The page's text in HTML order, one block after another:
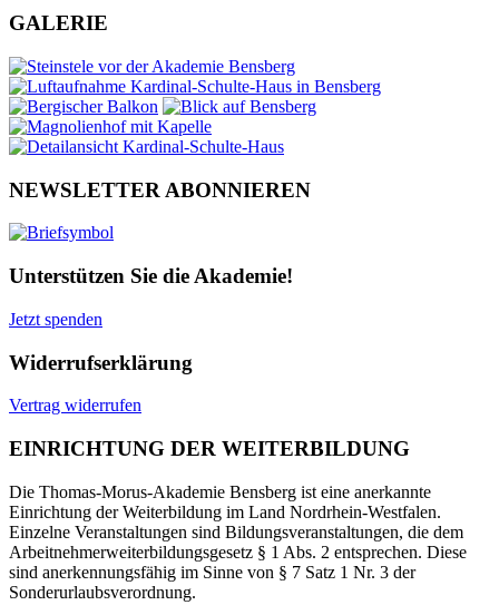
GALERIE
NEWSLETTER ABONNIEREN
Unterstützen Sie die Akademie!
Jetzt spenden
Widerrufserklärung
Vertrag widerrufen
EINRICHTUNG DER WEITERBILDUNG
Die Thomas-Morus-Akademie Bensberg ist eine anerkannte
Einrichtung der Weiterbildung im Land Nordrhein-Westfalen.
Einzelne Veranstaltungen sind Bildungsveranstaltungen, die dem
Arbeitnehmerweiterbildungsgesetz § 1 Abs. 2 entsprechen. Diese
sind anerkennungsfähig im Sinne von § 7 Satz 1 Nr. 3 der
Sonderurlaubsverordnung.